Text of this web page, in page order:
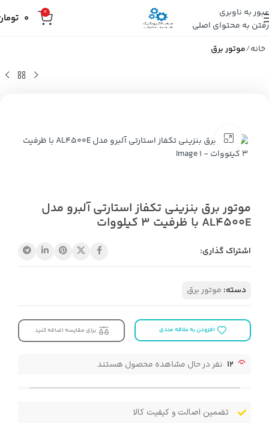
عبور به ناوبری
رفتن به محتوای اصلی
0
0
خانه موتور برق
بزرگنمایی تصویر
موتور برق بنزینی تکفاز استارتی آلبرو مدل
AL4500E با ظرفیت 3 کیلووات
اشتراک گذاری:
دسته: موتور برق
افزودن به علاقه مندی برای مقایسه اضافه کنید
12 نفر در حال مشاهده محصول هستند
تضمین اصالت و کیفیت کالا